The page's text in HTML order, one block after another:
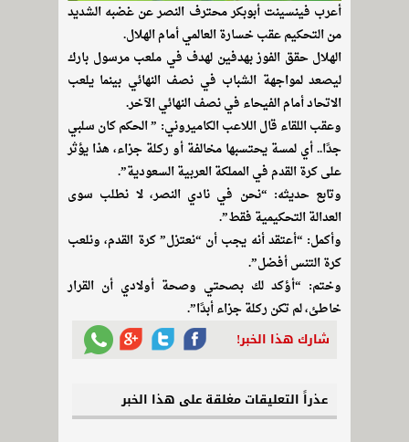
أعرب فينسينت أبوبكر محترف النصر عن غضبه الشديد
من التحكيم عقب خسارة العالمي أمام الهلال.
الهلال حقق الفوز بهدفين لهدف في ملعب مرسول بارك
ليصعد لمواجهة الشباب في نصف النهائي بينما يلعب
الاتحاد أمام الفيحاء في نصف النهائي الآخر.
وعقب اللقاء قال اللاعب الكاميروني: ” الحكم كان سلبي
جدًا.. أي لمسة يحتسبها مخالفة أو ركلة جزاء، هذا يؤثر
على كرة القدم في المملكة العربية السعودية”.
وتابع حديثه: “نحن في نادي النصر، لا نطلب سوى
العدالة التحكيمية فقط”.
وأكمل: “أعتقد أنه يجب أن “نعتزل” كرة القدم، ونلعب
كرة التنس أفضل”.
وختم: “أؤكد لك بصحتي وصحة أولادي أن القرار
خاطئ، لم تكن ركلة جزاء أبدًا”.
شارك هذا الخبر!
عذراً التعليقات مغلقة على هذا الخبر